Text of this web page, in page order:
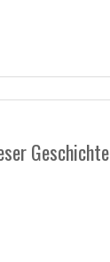
Geschichte